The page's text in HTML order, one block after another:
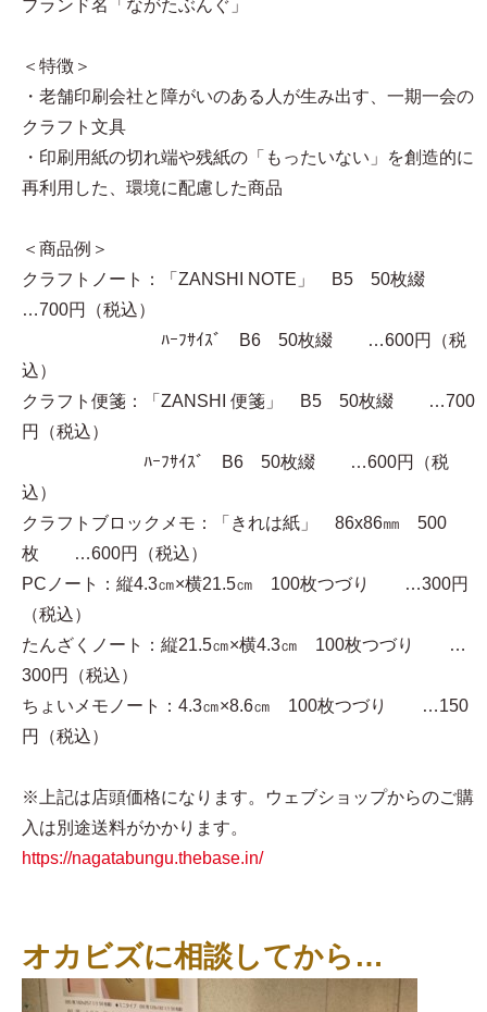
ブランド名「ながたぶんぐ」
＜特徴＞
・老舗印刷会社と障がいのある人が生み出す、一期一会の
クラフト文具
・印刷用紙の切れ端や残紙の「もったいない」を創造的に
再利用した、環境に配慮した商品
＜商品例＞
クラフトノート：「ZANSHI NOTE」 B5 50枚綴
…700円（税込）
ﾊｰﾌｻｲｽﾞ B6 50枚綴 …600円（税
込）
クラフト便箋：「ZANSHI 便箋」 B5 50枚綴 …700
円（税込）
ﾊｰﾌｻｲｽﾞ B6 50枚綴 …600円（税
込）
クラフトブロックメモ：「きれは紙」 86x86㎜ 500
枚 …600円（税込）
PCノート：縦4.3㎝×横21.5㎝ 100枚つづり …300円
（税込）
たんざくノート：縦21.5㎝×横4.3㎝ 100枚つづり …
300円（税込）
ちょいメモノート：4.3㎝×8.6㎝ 100枚つづり …150
円（税込）
※上記は店頭価格になります。ウェブショップからのご購
入は別途送料がかかります。
https://nagatabungu.thebase.in/
オカビズに相談してから…